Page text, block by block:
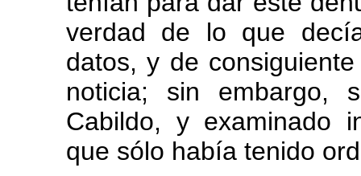
verdad de lo que
datos, y de
noticia; sin embargo,
Cabildo, y examinado
que sólo había tenido